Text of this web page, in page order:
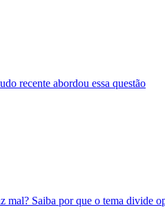
recente abordou essa questão
mal? Saiba por que o tema divide